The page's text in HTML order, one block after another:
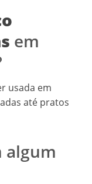
quem tem
sempre
novos
Cinco
em um local
o sabor e o